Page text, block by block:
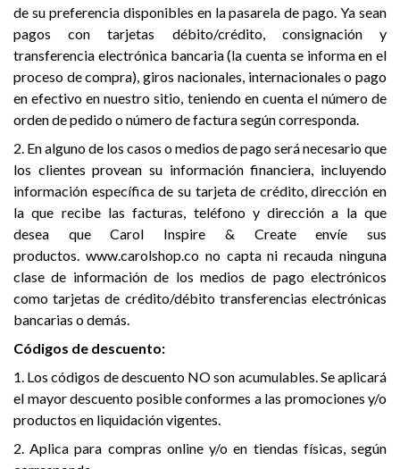
de su preferencia disponibles en la pasarela de pago. Ya sean
pagos con tarjetas débito/crédito, consignación y
transferencia electrónica bancaria (la cuenta se informa en el
proceso de compra), giros nacionales, internacionales o pago
en efectivo en nuestro sitio, teniendo en cuenta el número de
orden de pedido o número de factura según corresponda.
2. En alguno de los casos o medios de pago será necesario que
los clientes provean su información financiera, incluyendo
información específica de su tarjeta de crédito, dirección en
la que recibe las facturas, teléfono y dirección a la que
desea que Carol Inspire & Create envíe sus
productos. www.carolshop.co no capta ni recauda ninguna
clase de información de los medios de pago electrónicos
como tarjetas de crédito/débito transferencias electrónicas
bancarias o demás.
Códigos de descuento:
1. Los códigos de descuento NO son acumulables. Se aplicará
el mayor descuento posible conformes a las promociones y/o
productos en liquidación vigentes.
2. Aplica para compras online y/o en tiendas físicas, según